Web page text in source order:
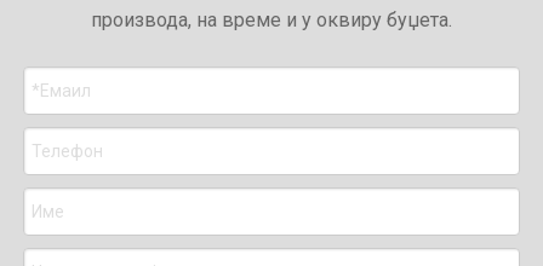
производа, на време и у оквиру буџета.